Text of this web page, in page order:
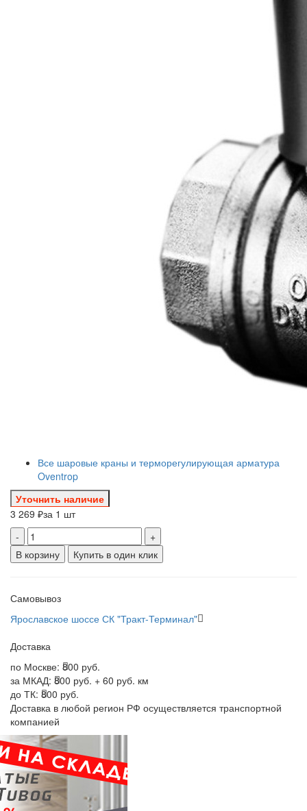
Все шаровые краны и терморегулирующая арматура
Oventrop
Уточнить наличие
3 269 ₽за 1 шт
-
+
В корзину
Купить в один клик
Самовывоз
Ярославское шоссе СК "Тракт-Терминал"
Доставка
по Москве: 800 руб.
за МКАД: 800 руб. + 60 руб. км
до ТК: 800 руб.
Доставка в любой регион РФ осуществляется транспортной
компанией